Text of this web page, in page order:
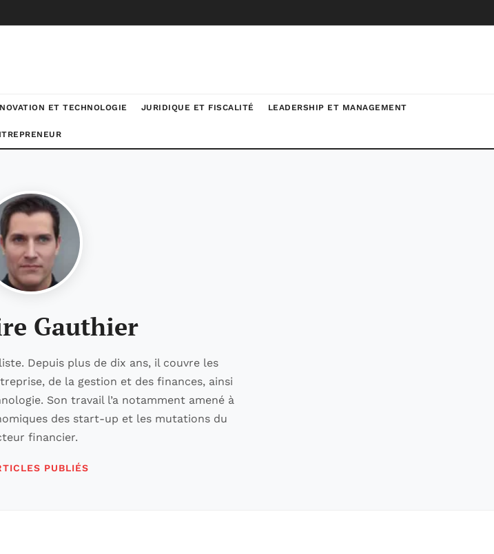
ET TECHNOLOGIE JURIDIQUE ET FISCALITÉ LEADERSHIP ET MANAGEMENT
Gauthier
Depuis plus de dix ans, il couvre les
de la gestion et des finances, ainsi
Son travail l’a notamment amené à
des start-up et les mutations du
financier.
PUBLIÉS